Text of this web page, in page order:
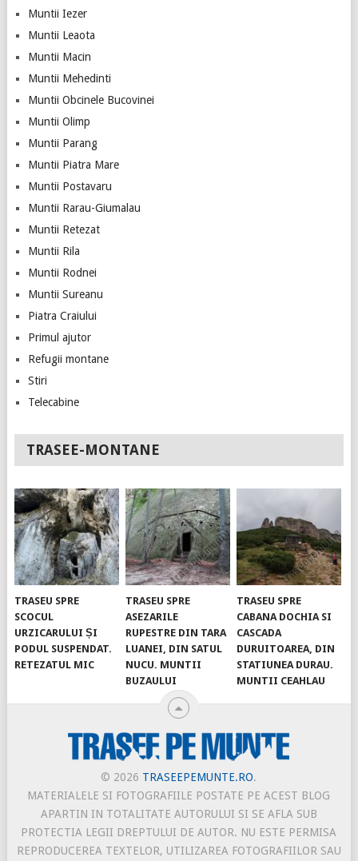
Muntii Iezer
Muntii Leaota
Muntii Macin
Muntii Mehedinti
Muntii Obcinele Bucovinei
Muntii Olimp
Muntii Parang
Muntii Piatra Mare
Muntii Postavaru
Muntii Rarau-Giumalau
Muntii Retezat
Muntii Rila
Muntii Rodnei
Muntii Sureanu
Piatra Craiului
Primul ajutor
Refugii montane
Stiri
Telecabine
TRASEE-MONTANE
TRASEU SPRE
SCOCUL
URZICARULUI ȘI
PODUL SUSPENDAT.
RETEZATUL MIC
TRASEU SPRE
ASEZARILE
RUPESTRE DIN TARA
LUANEI, DIN SATUL
NUCU. MUNTII
BUZAULUI
TRASEU SPRE
CABANA DOCHIA SI
CASCADA
DURUITOAREA, DIN
STATIUNEA DURAU.
MUNTII CEAHLAU
© 2026 TRASEEPEMUNTE.RO.
MATERIALELE SI FOTOGRAFIILE POSTATE PE ACEST BLOG
APARTIN IN TOTALITATE AUTORULUI SI SE AFLA SUB
PROTECTIA LEGII DREPTULUI DE AUTOR. NU ESTE PERMISA
REPRODUCEREA TEXTELOR, UTILIZAREA FOTOGRAFIILOR SAU